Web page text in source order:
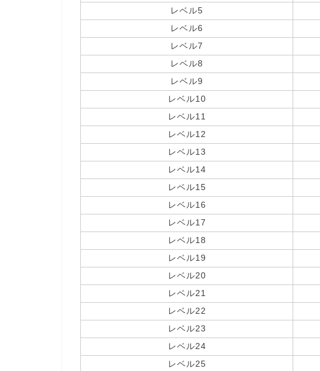
レベル5
レベル6
レベル7
レベル8
レベル9
レベル10
レベル11
レベル12
レベル13
レベル14
レベル15
レベル16
レベル17
レベル18
レベル19
レベル20
レベル21
レベル22
レベル23
レベル24
レベル25